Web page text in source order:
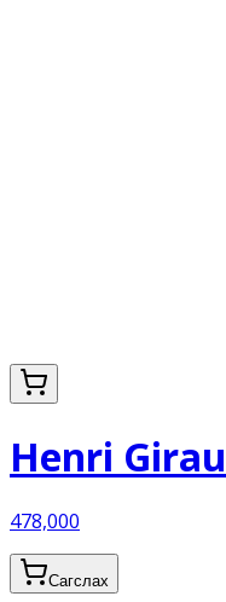
Henri
478,000
Сагслах